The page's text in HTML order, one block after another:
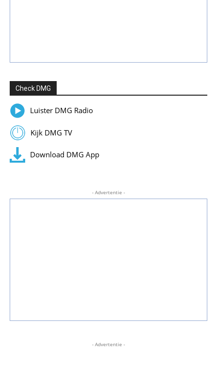
Check DMG
Luister DMG Radio
Kijk DMG TV
Download DMG App
- Advertentie -
- Advertentie -